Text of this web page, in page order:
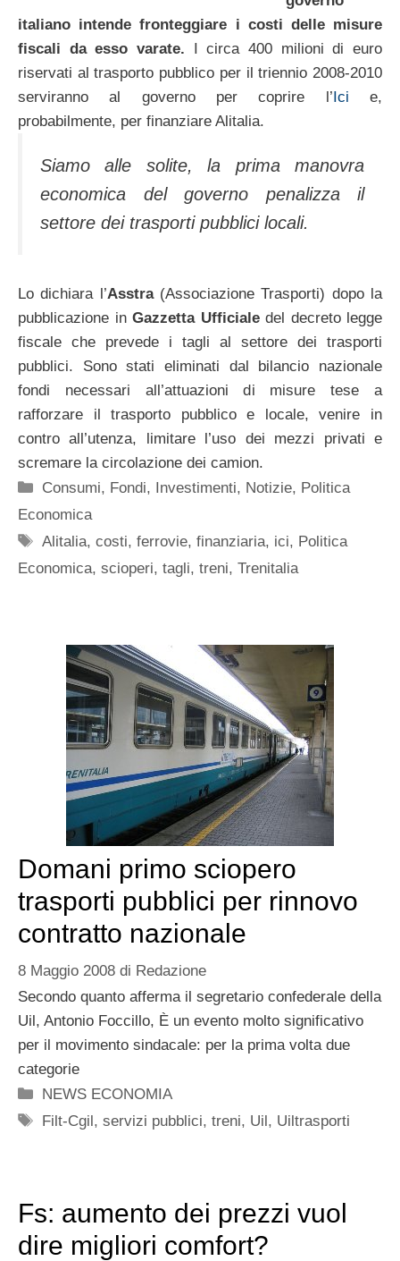
italiano intende fronteggiare i costi delle misure
fiscali da esso varate. I circa 400 milioni di euro
riservati al trasporto pubblico per il triennio 2008-2010
serviranno al governo per coprire l’Ici e,
probabilmente, per finanziare Alitalia.
Siamo alle solite, la prima manovra
economica del governo penalizza il
settore dei trasporti pubblici locali.
Lo dichiara l’Asstra(Associazione Trasporti) dopo la
pubblicazione in Gazzetta Ufficialedel decreto legge
fiscale che prevede i tagli al settore dei trasporti
pubblici. Sono stati eliminati dal bilancio nazionale
fondi necessari all’attuazioni di misure tese a
rafforzare il trasporto pubblico e locale, venire in
contro all’utenza, limitare l’uso dei mezzi privati e
scremare la circolazione dei camion.
Categorie
Consumi, Fondi, Investimenti, Notizie, Politica
Economica
Tag
Alitalia,costi,ferrovie,finanziaria, ici, Politica
Economica, scioperi, tagli, treni, Trenitalia
Domani primo sciopero
trasporti pubblici per rinnovo
contratto nazionale
8 Maggio 2008 di Redazione
Secondo quanto afferma il segretario confederale della
Uil, Antonio Foccillo, È un evento molto significativo
per il movimento sindacale: per la prima volta due
categorie
Categorie
NEWS ECONOMIA
Tag
Filt-Cgil,servizi pubblici,treni, Uil, Uiltrasporti
Fs: aumento dei prezzi vuol
dire migliori comfort?